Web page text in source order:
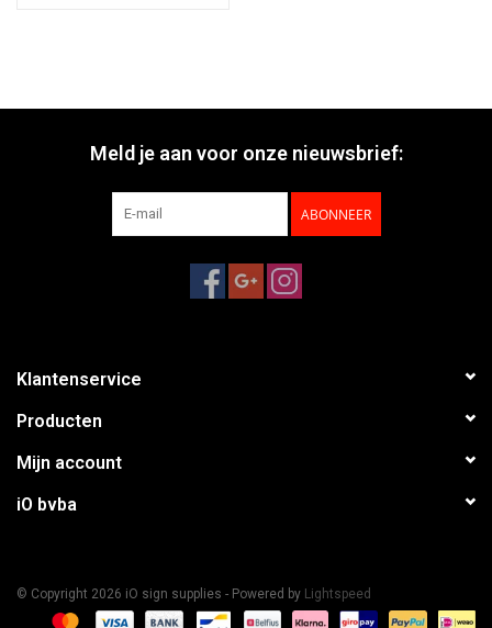
Meld je aan voor onze nieuwsbrief:
ABONNEER
Klantenservice
Producten
Mijn account
iO bvba
© Copyright 2026 iO sign supplies - Powered by Lightspeed